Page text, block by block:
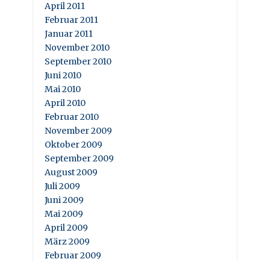
April 2011
Februar 2011
Januar 2011
November 2010
September 2010
Juni 2010
Mai 2010
April 2010
Februar 2010
November 2009
Oktober 2009
September 2009
August 2009
Juli 2009
Juni 2009
Mai 2009
April 2009
März 2009
Februar 2009